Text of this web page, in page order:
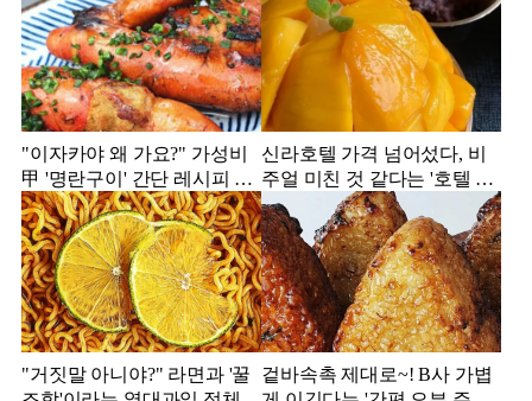
"이자카야 왜 가요?" 가성비
甲 '명란구이' 간단 레시피 공
개
신라호텔 가격 넘어섰다, 비
주얼 미친 것 같다는 '호텔 빙
수' 모음집
"거짓말 아니야?" 라면과 '꿀
겉바속촉 제대로~! B사 가볍